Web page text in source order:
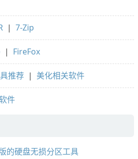
| 7-Zip
| FireFox
推荐 | 美化相关软件
件
的硬盘无损分区工具